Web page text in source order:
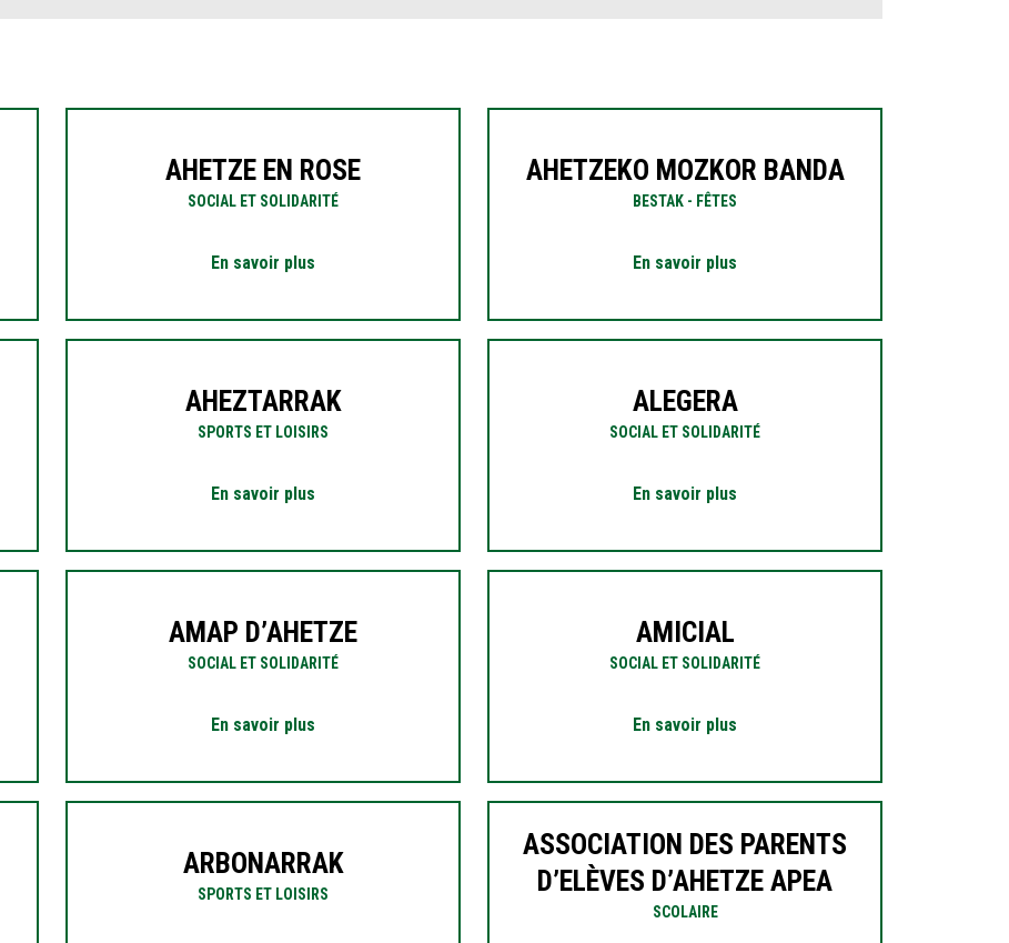
AHETZE EN ROSE
SOCIAL ET SOLIDARITÉ
En savoir plus
AHETZEKO MOZKOR BANDA
BESTAK - FÊTES
En savoir plus
AHEZTARRAK
SPORTS ET LOISIRS
En savoir plus
ALEGERA
SOCIAL ET SOLIDARITÉ
En savoir plus
AMAP D’AHETZE
SOCIAL ET SOLIDARITÉ
En savoir plus
AMICIAL
SOCIAL ET SOLIDARITÉ
En savoir plus
ARBONARRAK
SPORTS ET LOISIRS
ASSOCIATION DES PARENTS
D’ELÈVES D’AHETZE APEA
SCOLAIRE